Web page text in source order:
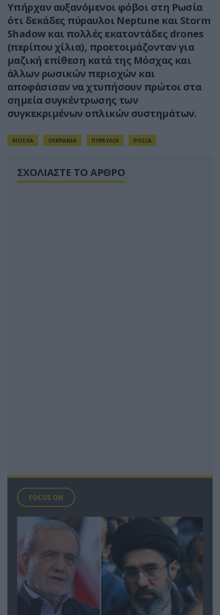
Υπήρχαν αυξανόμενοι φόβοι στη Ρωσία
ότι δεκάδες πύραυλοι Neptune και Storm
Shadow και πολλές εκατοντάδες drones
(περίπου χίλια), προετοιμάζονταν για
μαζική επίθεση κατά της Μόσχας και
άλλων ρωσικών περιοχών και
αποφάσισαν να χτυπήσουν πρώτοι στα
σημεία συγκέντρωσης των
συγκεκριμένων οπλικών συστημάτων.
ΜΟΣΧΑ ΟΥΚΡΑΝΙΑ ΠΥΡΑΥΛΟΙ ΡΩΣΙΑ
ΣΧΟΛΙΑΣΤΕ ΤΟ ΑΡΘΡΟ
FOCUS ON